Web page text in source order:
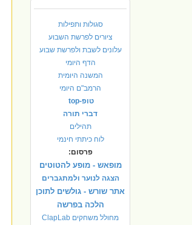
סגולות ותפילות
ציורים לפרשת השבוע
עלונים לשבת ולפרשת שבוע
הדף היומי
המשנה היומית
הרמב"ם היומי
טופ-top
דברי תורה
תהילים
לוח כיתתי חינמי
פרסום:
מופאש - מופע להטוטים
הצגה לנוער ולמתגברים
אתר שורש - גולשים לתוכן
הלכה בפרשה
מחולל משחקים ClapLab